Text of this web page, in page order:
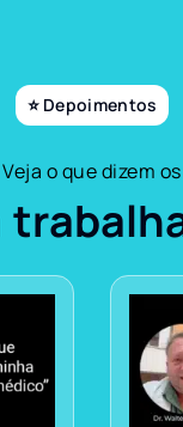
⭐ Depoimentos
Veja o que dizem os